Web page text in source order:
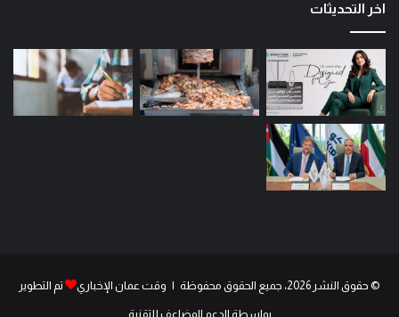
اخر التحديثات
© حقوق النشر 2026، جميع الحقوق محفوظة | وقت عمان الإخباري تم التطوير
بواسطة الدعم المضاعف للتقنية